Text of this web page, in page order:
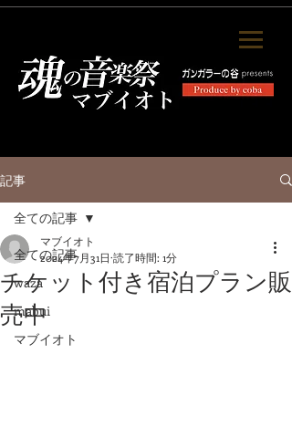
記事
全ての記事
waza
mabui
マブイオト
全ての記事
チケット付き宿泊プラン販
売中
マブイオト
2024年7月31日 読了時間: 1分